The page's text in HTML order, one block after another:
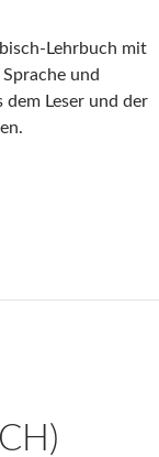
Lehrbuch mit
und
Leser und der
Waldmann